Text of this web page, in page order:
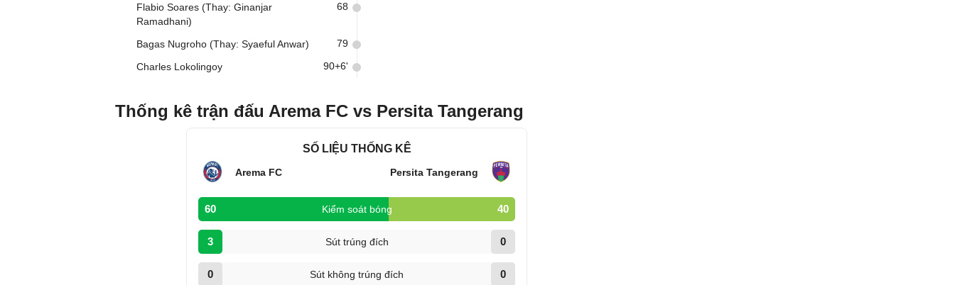
Flabio Soares (Thay: Ginanjar
Ramadhani)
68
Bagas Nugroho (Thay: Syaeful Anwar) 79
Charles Lokolingoy 90+6'
Thống kê trận đấu Arema FC vs Persita Tangerang
SỐ LIỆU THỐNG KÊ
Arema FC Persita Tangerang
60 Kiểm soát bóng 40
3 Sút trúng đích 0
0 Sút không trúng đích 0